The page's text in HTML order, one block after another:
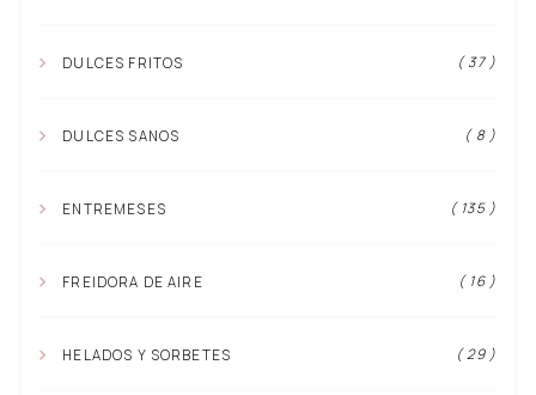
DULCES FRITOS ( 37 )
DULCES SANOS ( 8 )
ENTREMESES ( 135 )
FREIDORA DE AIRE ( 16 )
HELADOS Y SORBETES ( 29 )